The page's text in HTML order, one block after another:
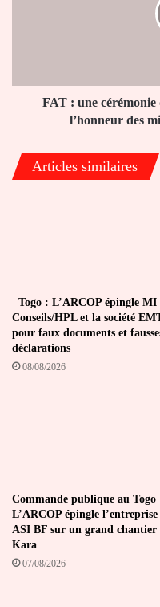
armes
des
militaires
FAT : une cérémonie
l’honneur des
Articles similaires
Togo : L’ARCOP épingle MI
Conseils/HPL et la société
pour faux documents et
déclarations
08/08/2026
Commande publique au Togo
L’ARCOP épingle l’entreprise
ASI BF sur un grand chantier
Kara
07/08/2026